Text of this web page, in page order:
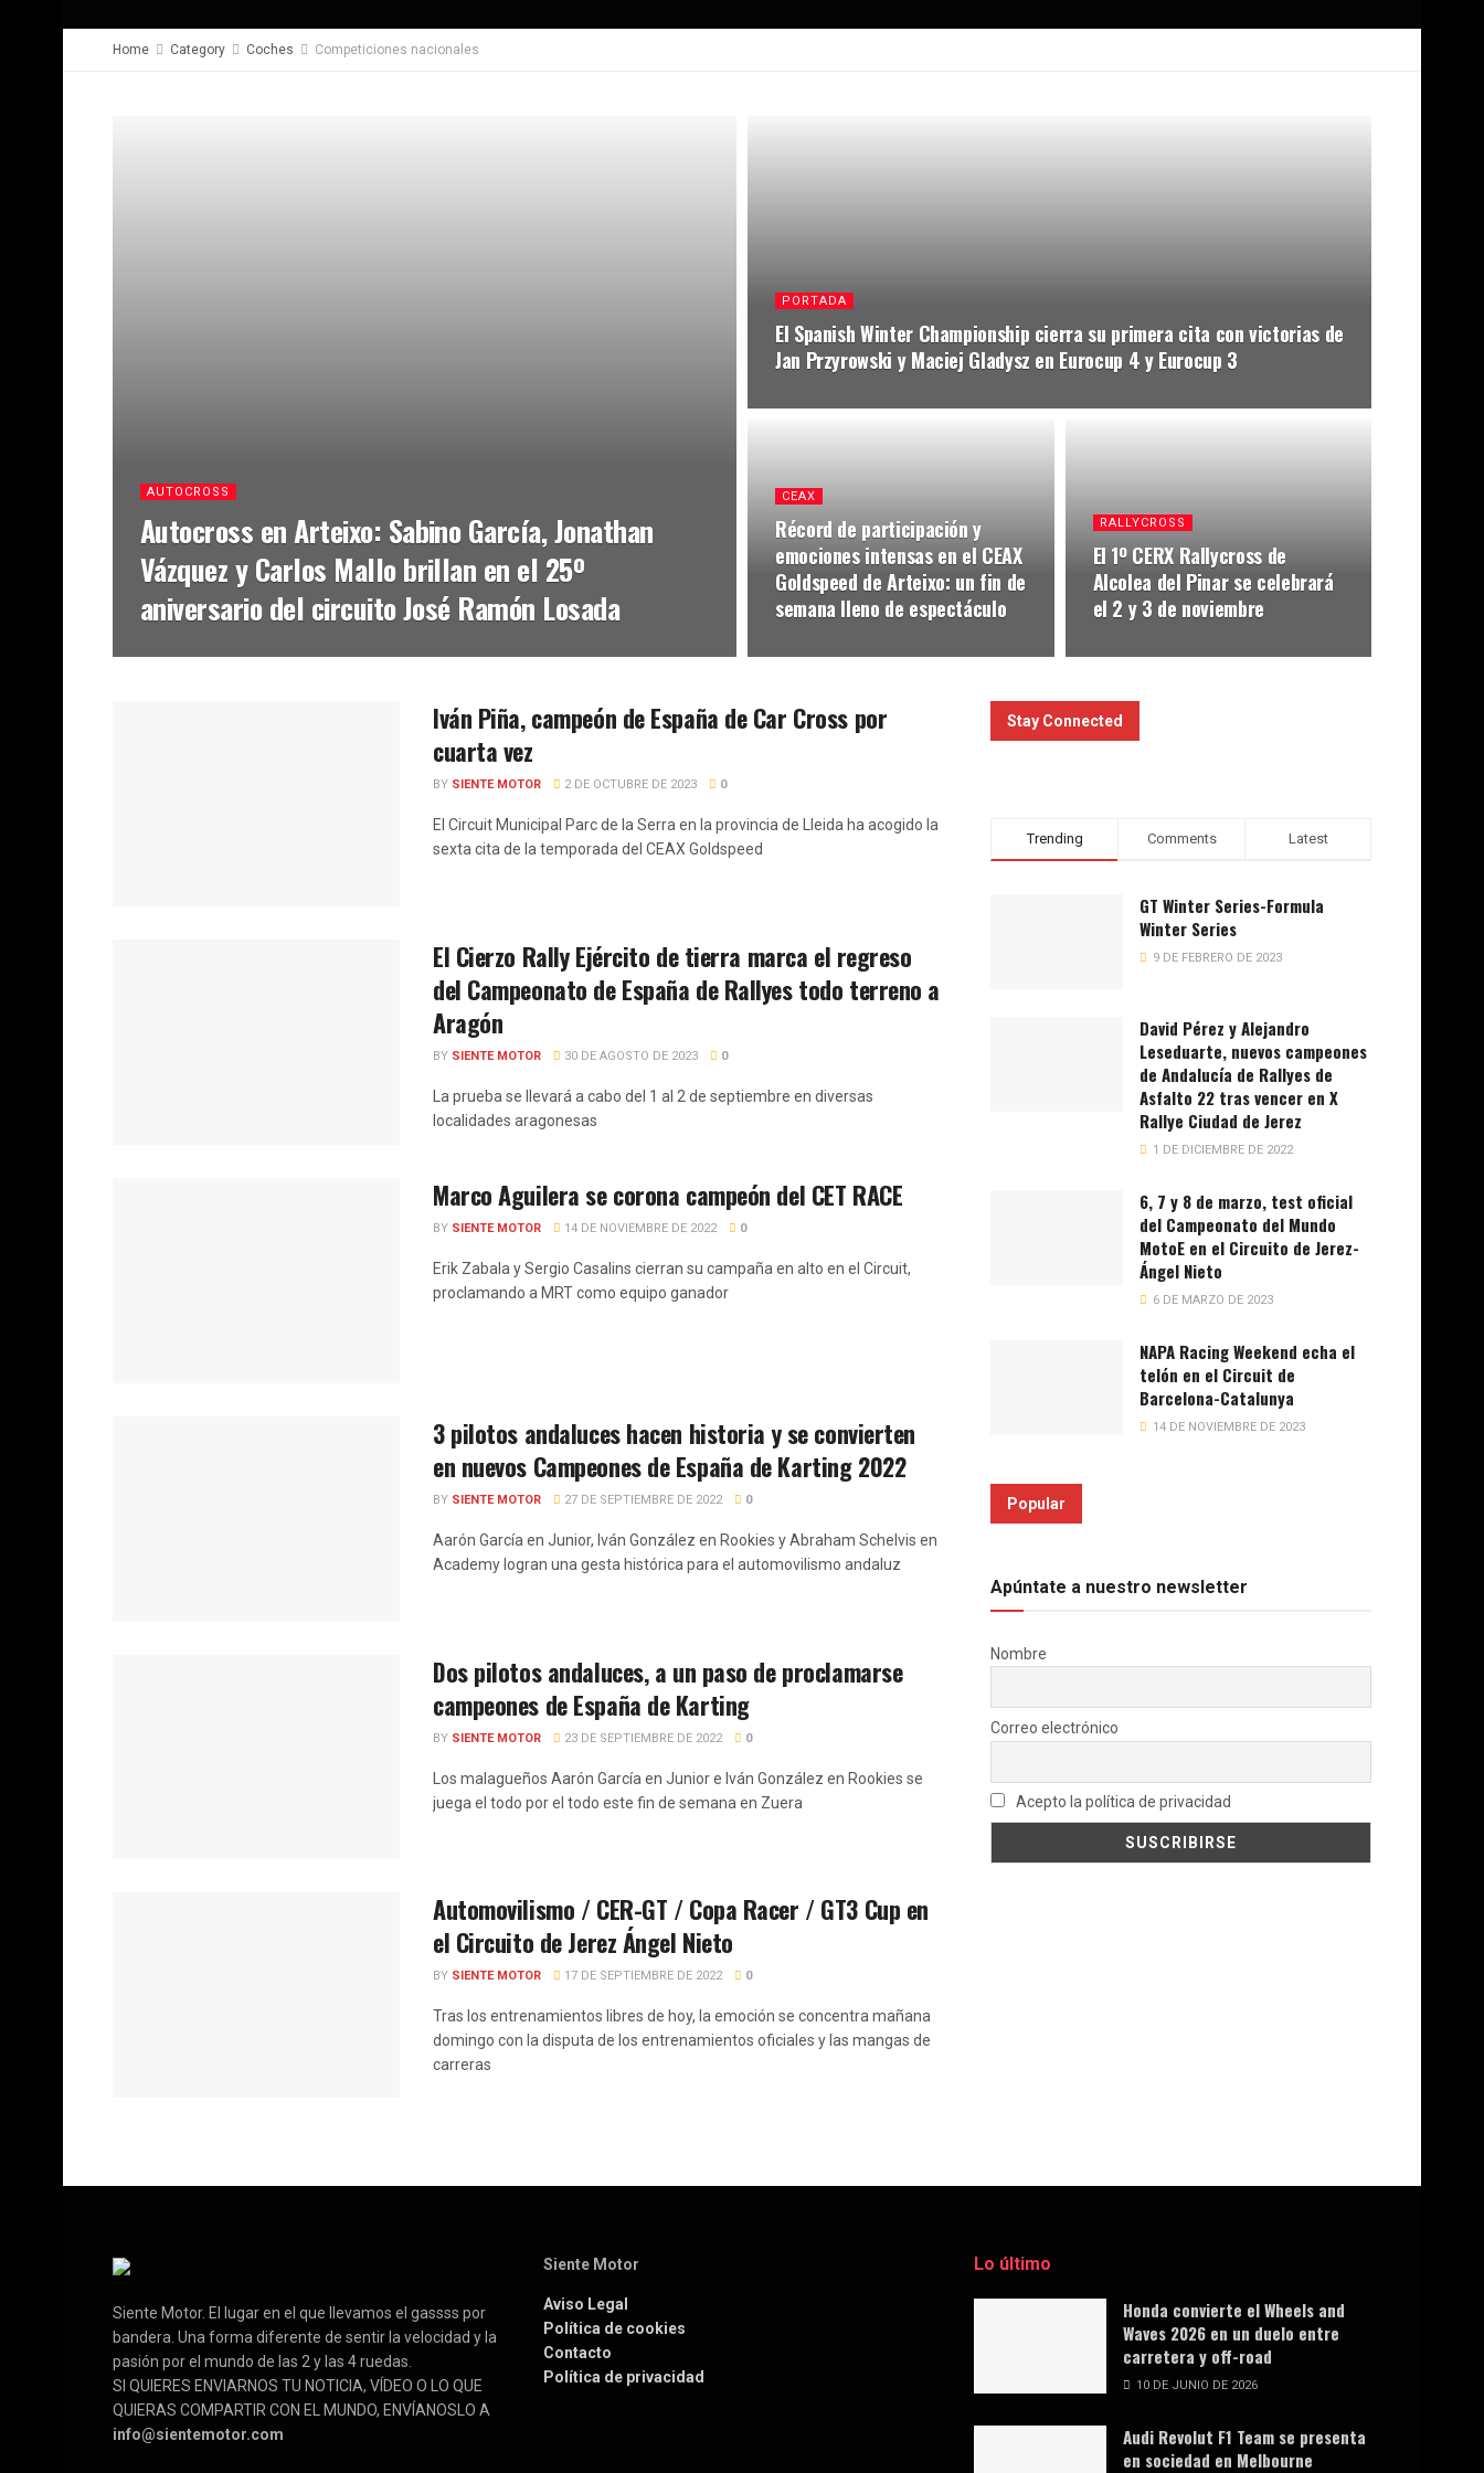
Home Category Coches Competiciones nacionales
AUTOCROSS
Autocross en Arteixo: Sabino García, Jonathan
Vázquez y Carlos Mallo brillan en el 25º
aniversario del circuito José Ramón Losada
PORTADA
El Spanish Winter Championship cierra su primera cita con victorias de
Jan Przyrowski y Maciej Gladysz en Eurocup 4 y Eurocup 3
CEAX
Récord de participación y
emociones intensas en el CEAX
Goldspeed de Arteixo: un fin de
semana lleno de espectáculo
RALLYCROSS
El 1º CERX Rallycross de
Alcolea del Pinar se celebrará
el 2 y 3 de noviembre
Iván Piña, campeón de España de Car Cross por
cuarta vez
BY SIENTE MOTOR 2 DE OCTUBRE DE 2023 0
El Circuit Municipal Parc de la Serra en la provincia de Lleida ha acogido la
sexta cita de la temporada del CEAX Goldspeed
El Cierzo Rally Ejército de tierra marca el regreso
del Campeonato de España de Rallyes todo terreno a
Aragón
BY SIENTE MOTOR 30 DE AGOSTO DE 2023 0
La prueba se llevará a cabo del 1 al 2 de septiembre en diversas
localidades aragonesas
Marco Aguilera se corona campeón del CET RACE
BY SIENTE MOTOR 14 DE NOVIEMBRE DE 2022 0
Erik Zabala y Sergio Casalins cierran su campaña en alto en el Circuit,
proclamando a MRT como equipo ganador
3 pilotos andaluces hacen historia y se convierten
en nuevos Campeones de España de Karting 2022
BY SIENTE MOTOR 27 DE SEPTIEMBRE DE 2022 0
Aarón García en Junior, Iván González en Rookies y Abraham Schelvis en
Academy logran una gesta histórica para el automovilismo andaluz
Dos pilotos andaluces, a un paso de proclamarse
campeones de España de Karting
BY SIENTE MOTOR 23 DE SEPTIEMBRE DE 2022 0
Los malagueños Aarón García en Junior e Iván González en Rookies se
juega el todo por el todo este fin de semana en Zuera
Automovilismo / CER-GT / Copa Racer / GT3 Cup en
el Circuito de Jerez Ángel Nieto
BY SIENTE MOTOR 17 DE SEPTIEMBRE DE 2022 0
Tras los entrenamientos libres de hoy, la emoción se concentra mañana
domingo con la disputa de los entrenamientos oficiales y las mangas de
carreras
Stay Connected
Trending Comments Latest
GT Winter Series-Formula
Winter Series
9 DE FEBRERO DE 2023
David Pérez y Alejandro
Leseduarte, nuevos campeones
de Andalucía de Rallyes de
Asfalto 22 tras vencer en X
Rallye Ciudad de Jerez
1 DE DICIEMBRE DE 2022
6, 7 y 8 de marzo, test oficial
del Campeonato del Mundo
MotoE en el Circuito de Jerez-
Ángel Nieto
6 DE MARZO DE 2023
NAPA Racing Weekend echa el
telón en el Circuit de
Barcelona-Catalunya
14 DE NOVIEMBRE DE 2023
Popular
Apúntate a nuestro newsletter
Nombre
Correo electrónico
Acepto la política de privacidad
Siente Motor. El lugar en el que llevamos el gassss por
bandera. Una forma diferente de sentir la velocidad y la
pasión por el mundo de las 2 y las 4 ruedas.
SI QUIERES ENVIARNOS TU NOTICIA, VÍDEO O LO QUE
QUIERAS COMPARTIR CON EL MUNDO, ENVÍANOSLO A
info@sientemotor.com
Siente Motor
Aviso Legal
Política de cookies
Contacto
Política de privacidad
Lo último
Honda convierte el Wheels and
Waves 2026 en un duelo entre
carretera y off-road
10 DE JUNIO DE 2026
Audi Revolut F1 Team se presenta
en sociedad en Melbourne